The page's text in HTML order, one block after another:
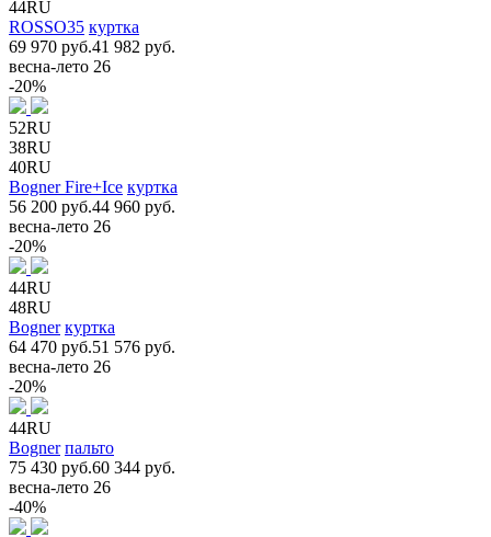
44RU
ROSSO35 куртка
69 970 руб.41 982 руб.
весна-лето 26
-20%
52RU
38RU
40RU
Bogner Fire+Ice куртка
56 200 руб.44 960 руб.
весна-лето 26
-20%
44RU
48RU
Bogner куртка
64 470 руб.51 576 руб.
весна-лето 26
-20%
44RU
Bogner пальто
75 430 руб.60 344 руб.
весна-лето 26
-40%